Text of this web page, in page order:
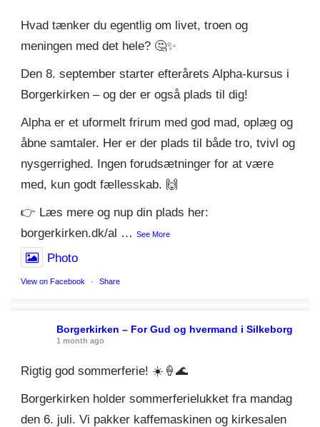
Hvad tænker du egentlig om livet, troen og
meningen med det hele? 🤔✨
Den 8. september starter efterårets Alpha-kursus i
Borgerkirken – og der er også plads til dig!
Alpha er et uformelt frirum med god mad, oplæg og
åbne samtaler. Her er der plads til både tro, tvivl og
nysgerrighed. Ingen forudsætninger for at være
med, kun godt fællesskab. 🙌
👉 Læs mere og nup din plads her:
borgerkirken.dk/al … See More
Photo
View on Facebook · Share
Borgerkirken – For Gud og hvermand i Silkeborg
1 month ago
Rigtig god sommerferie! ☀️🍦🌊
Borgerkirken holder sommerferielukket fra mandag
den 6. juli. Vi pakker kaffemaskinen og kirkesalen